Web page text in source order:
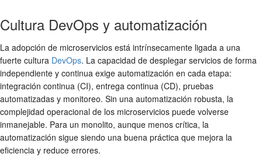
Cultura DevOps y automatización
La adopción de microservicios está intrínsecamente ligada a una
fuerte cultura DevOps. La capacidad de desplegar servicios de forma
independiente y continua exige automatización en cada etapa:
integración continua (CI), entrega continua (CD), pruebas
automatizadas y monitoreo. Sin una automatización robusta, la
complejidad operacional de los microservicios puede volverse
inmanejable. Para un monolito, aunque menos crítica, la
automatización sigue siendo una buena práctica que mejora la
eficiencia y reduce errores.